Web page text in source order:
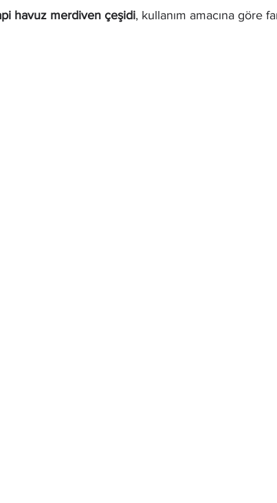
havuz merdiven çeşidi, kullanım amacına göre